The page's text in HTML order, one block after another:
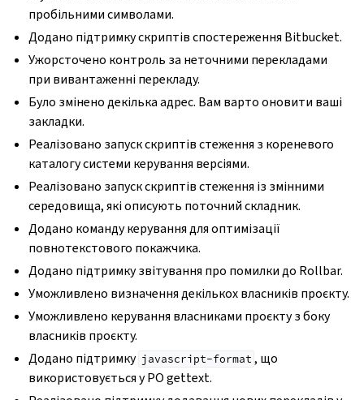
пробільними символами.
Додано підтримку скриптів спостереження Bitbucket.
Ужорсточено контроль за неточними перекладами
при вивантаженні перекладу.
Було змінено декілька адрес. Вам варто оновити ваші
закладки.
Реалізовано запуск скриптів стеження з кореневого
каталогу системи керування версіями.
Реалізовано запуск скриптів стеження із змінними
середовища, які описують поточний складник.
Додано команду керування для оптимізації
повнотекстового покажчика.
Додано підтримку звітування про помилки до Rollbar.
Уможливлено визначення декількох власників проєкту.
Уможливлено керування власниками проєкту з боку
власників проєкту.
Додано підтримку javascript-format , що
використовується у PO gettext.